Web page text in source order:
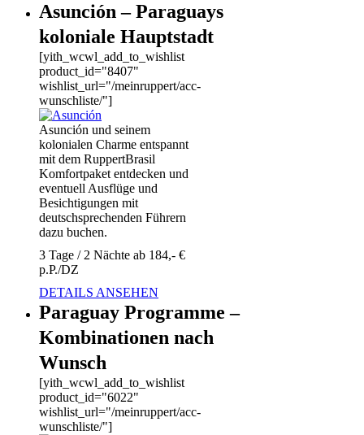
Asunción – Paraguays
koloniale Hauptstadt
[yith_wcwl_add_to_wishlist
product_id="8407"
wishlist_url="/meinruppert/acc-
wunschliste/"]
Asunción und seinem
kolonialen Charme entspannt
mit dem RuppertBrasil
Komfortpaket entdecken und
eventuell Ausflüge und
Besichtigungen mit
deutschsprechenden Führern
dazu buchen.
3 Tage / 2 Nächte ab 184,- €
p.P./DZ
DETAILS ANSEHEN
Paraguay Programme –
Kombinationen nach
Wunsch
[yith_wcwl_add_to_wishlist
product_id="6022"
wishlist_url="/meinruppert/acc-
wunschliste/"]